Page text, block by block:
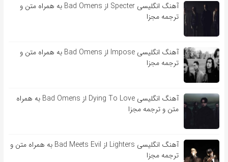
آهنگ انگلیسی Specter از Bad Omens به همراه متن و
ترجمه مجزا
آهنگ انگلیسی Impose از Bad Omens به همراه متن و
ترجمه مجزا
آهنگ انگلیسی Dying To Love از Bad Omens به همراه
متن و ترجمه مجزا
آهنگ انگلیسی Lighters از Bad Meets Evil به همراه متن و
ترجمه مجزا